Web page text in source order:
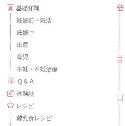
基礎知識
妊娠前・妊活
妊娠中
出産
育児
不妊・不妊治療
Ｑ＆Ａ
体験談
レシピ
離乳食レシピ